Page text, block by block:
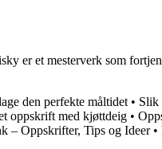
er et mesterverk som
den perfekte måltidet • Slik
oppskrift med kjøttdeig •
– Oppskrifter, Tips og Ideer•